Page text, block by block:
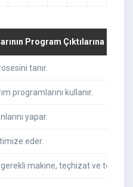
Program Çıktılarına Katkısı
tanır.
programlarını kullanır.
yapar.
eder.
makine, teçhizat ve